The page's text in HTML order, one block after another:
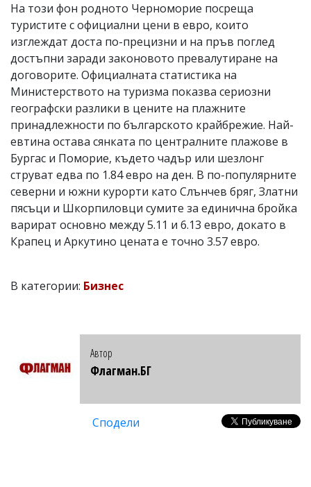
На този фон родното Черноморие посреща
туристите с официални цени в евро, които
изглеждат доста по-прецизни и на пръв поглед
достъпни заради законовото превалутиране на
договорите. Официалната статистика на
Министерството на туризма показва сериозни
географски разлики в цените на плажните
принадлежности по българското крайбрежие. Най-
евтина остава сянката по централните плажове в
Бургас и Поморие, където чадър или шезлонг
струват едва по 1.84 евро на ден. В по-популярните
северни и южни курорти като Слънчев бряг, Златни
пясъци и Шкорпиловци сумите за единична бройка
варират основно между 5.11 и 6.13 евро, докато в
Крапец и Аркутино цената е точно 3.57 евро.
В категории: Бизнес
Автор
Флагман.БГ
Сподели